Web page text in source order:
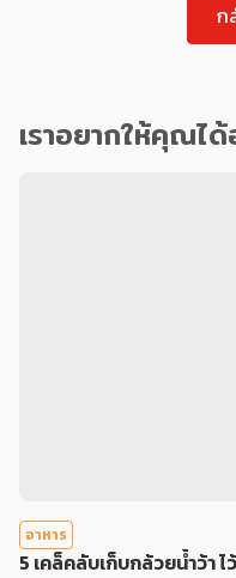
ก
เราอยากให้คุณได้
อาหาร
5 เคล็คลับเก็บกล้วยน้ำว้า